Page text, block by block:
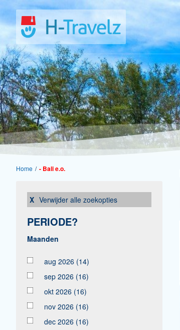
Home / - Bali e.o.
Verwijder alle zoekopties
PERIODE?
aug 2026 (14)
sep 2026 (16)
okt 2026 (16)
nov 2026 (16)
dec 2026 (16)